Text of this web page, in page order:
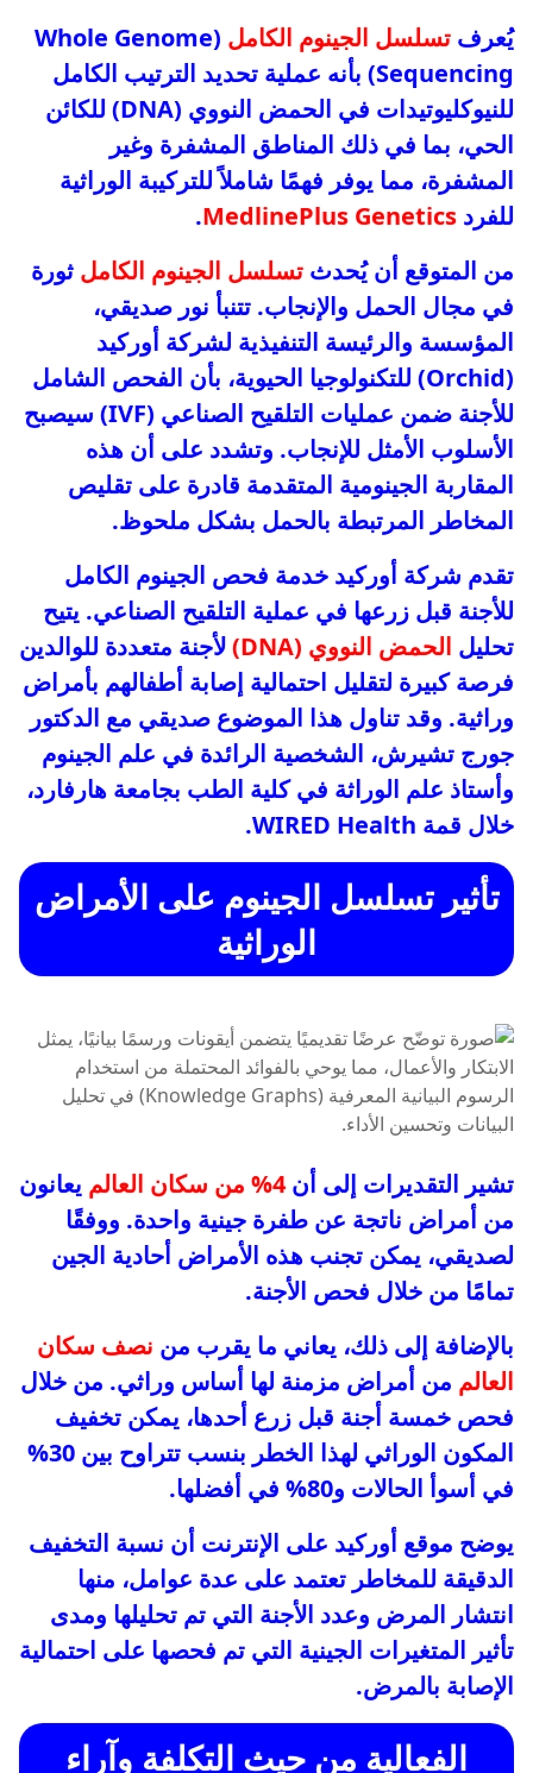
يُعرف تسلسل الجينوم الكامل (Whole Genome
Sequencing) بأنه عملية تحديد الترتيب الكامل
للنيوكليوتيدات في الحمض النووي (DNA) للكائن
الحي، بما في ذلك المناطق المشفرة وغير
المشفرة، مما يوفر فهمًا شاملاً للتركيبة الوراثية
للفرد MedlinePlus Genetics
.
من المتوقع أن يُحدث تسلسل الجينوم الكامل ثورة
في مجال الحمل والإنجاب. تتنبأ نور صديقي،
المؤسسة والرئيسة التنفيذية لشركة أوركيد
(Orchid) للتكنولوجيا الحيوية، بأن الفحص الشامل
للأجنة ضمن عمليات التلقيح الصناعي (IVF) سيصبح
الأسلوب الأمثل للإنجاب. وتشدد على أن هذه
المقاربة الجينومية المتقدمة قادرة على تقليص
المخاطر المرتبطة بالحمل بشكل ملحوظ.
تقدم شركة أوركيد خدمة فحص الجينوم الكامل
للأجنة قبل زرعها في عملية التلقيح الصناعي. يتيح
تحليل الحمض النووي (DNA)
لأجنة متعددة للوالدين
فرصة كبيرة لتقليل احتمالية إصابة أطفالهم بأمراض
وراثية. وقد تناول هذا الموضوع صديقي مع الدكتور
جورج تشيرش، الشخصية الرائدة في علم الجينوم
وأستاذ علم الوراثة في كلية الطب بجامعة هارفارد،
خلال قمة WIRED Health.
تأثير تسلسل الجينوم على الأمراض
الوراثية
تشير التقديرات إلى أن4% من سكان العالم
يعانون
من أمراض ناتجة عن طفرة جينية واحدة. ووفقًا
لصديقي، يمكن تجنب هذه الأمراض أحادية الجين
تمامًا من خلال فحص الأجنة.
بالإضافة إلى ذلك، يعاني ما يقرب من نصف سكان
العالم من أمراض مزمنة لها أساس وراثي. من خلال
فحص خمسة أجنة قبل زرع أحدها، يمكن تخفيف
المكون الوراثي لهذا الخطر بنسب تتراوح بين 30%
في أسوأ الحالات و80% في أفضلها.
يوضح موقع أوركيد على الإنترنت أن نسبة التخفيف
الدقيقة للمخاطر تعتمد على عدة عوامل، منها
انتشار المرض وعدد الأجنة التي تم تحليلها ومدى
تأثير المتغيرات الجينية التي تم فحصها على احتمالية
الإصابة بالمرض.
الفعالية من حيث التكلفة وآراء